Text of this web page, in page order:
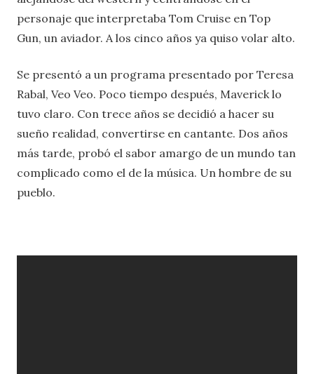
personaje que interpretaba Tom Cruise en Top
Gun, un aviador. A los cinco años ya quiso volar alto.
Se presentó a un programa presentado por Teresa
Rabal, Veo Veo. Poco tiempo después, Maverick lo
tuvo claro. Con trece años se decidió a hacer su
sueño realidad, convertirse en cantante. Dos años
más tarde, probó el sabor amargo de un mundo tan
complicado como el de la música. Un hombre de su
pueblo.